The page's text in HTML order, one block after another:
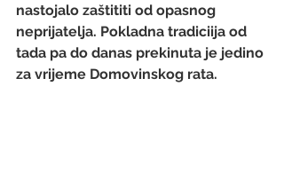
nastojalo zaštititi od opasnog
neprijatelja. Pokladna tradiciija od
tada pa do danas prekinuta je jedino
za vrijeme Domovinskog rata.